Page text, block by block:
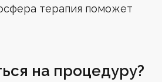
терапия поможет
на процедуру?